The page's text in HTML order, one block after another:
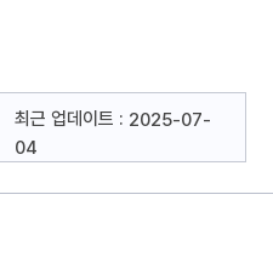
최근 업데이트 : 2025-07-
04